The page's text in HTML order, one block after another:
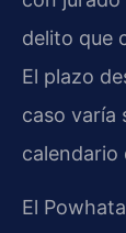
delito que
El plazo
caso varía
calendario
El